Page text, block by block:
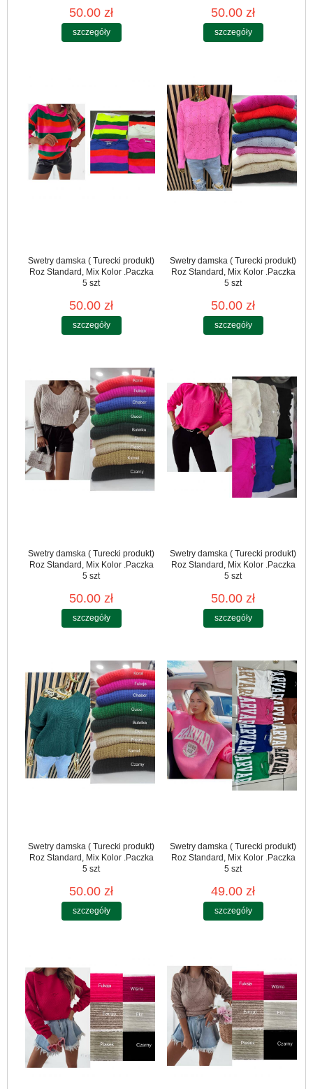
50.00 zł
szczegóły
50.00 zł
szczegóły
Swetry damska ( Turecki produkt)
Roz Standard, Mix Kolor .Paczka
5 szt
50.00 zł
szczegóły
Swetry damska ( Turecki produkt)
Roz Standard, Mix Kolor .Paczka
5 szt
50.00 zł
szczegóły
Swetry damska ( Turecki produkt)
Roz Standard, Mix Kolor .Paczka
5 szt
50.00 zł
szczegóły
Swetry damska ( Turecki produkt)
Roz Standard, Mix Kolor .Paczka
5 szt
50.00 zł
szczegóły
Swetry damska ( Turecki produkt)
Roz Standard, Mix Kolor .Paczka
5 szt
50.00 zł
szczegóły
Swetry damska ( Turecki produkt)
Roz Standard, Mix Kolor .Paczka
5 szt
49.00 zł
szczegóły